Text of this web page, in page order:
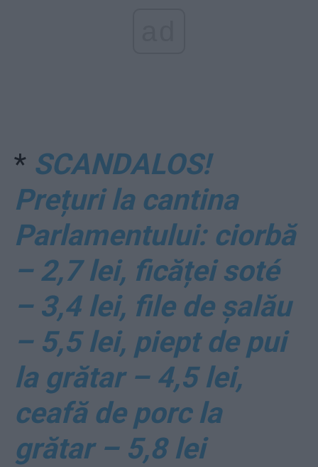
* SCANDALOS!
Prețuri la cantina
Parlamentului: ciorbă
– 2,7 lei, ficăței soté
– 3,4 lei, file de șalău
– 5,5 lei, piept de pui
la grătar – 4,5 lei,
ceafă de porc la
grătar – 5,8 lei